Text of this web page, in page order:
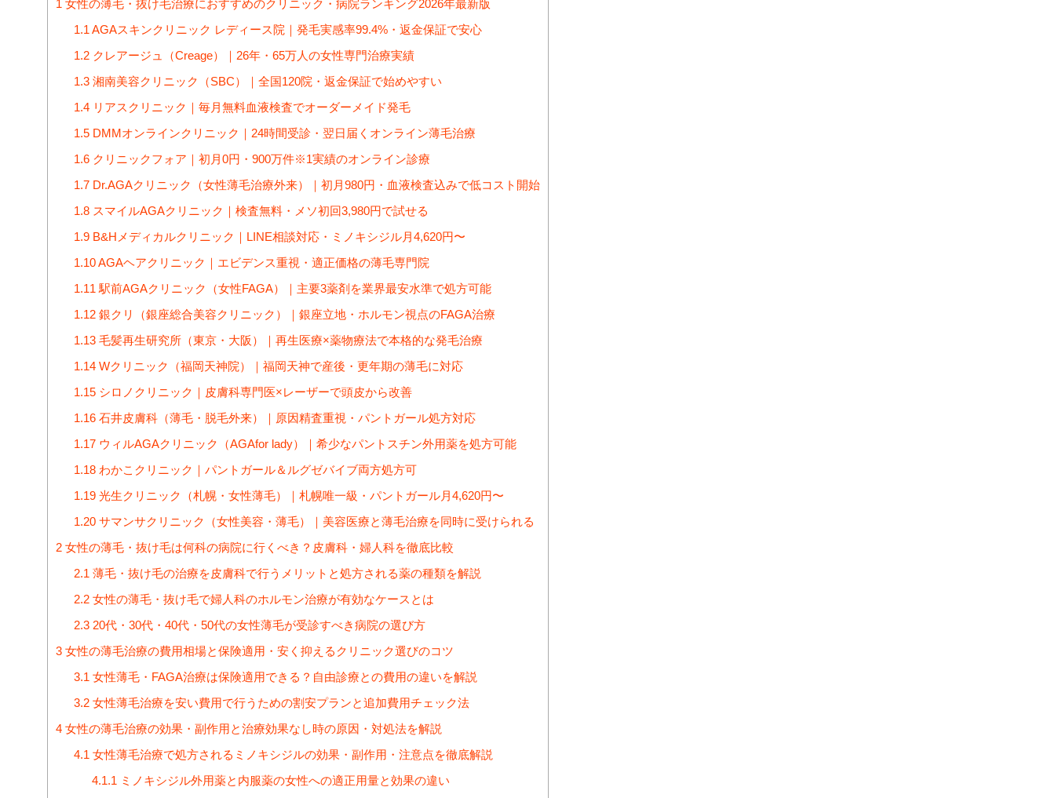
1 女性の薄毛・抜け毛治療におすすめのクリニック・病院ランキング2026年最新版
1.1 AGAスキンクリニック レディース院｜発毛実感率99.4%・返金保証で安心
1.2クレアージュ（Creage）｜26年・65万人の女性専門治療実績
1.3湘南美容クリニック（SBC）｜全国120院・返金保証で始めやすい
1.4リアスクリニック｜毎月無料血液検査でオーダーメイド発毛
1.5DMMオンラインクリニック｜24時間受診・翌日届くオンライン薄毛治療
1.6クリニックフォア｜初月0円・900万件※1実績のオンライン診療
1.7Dr.AGAクリニック（女性薄毛治療外来）｜初月980円・血液検査込みで低コスト開始
1.8スマイルAGAクリニック｜検査無料・メソ初回3,980円で試せる
1.9B&Hメディカルクリニック｜LINE相談対応・ミノキシジル月4,620円〜
1.10AGAヘアクリニック｜エビデンス重視・適正価格の薄毛専門院
1.11 駅前AGAクリニック（女性FAGA）｜主要3薬剤を業界最安水準で処方可能
1.12銀クリ（銀座総合美容クリニック）｜銀座立地・ホルモン視点のFAGA治療
1.13毛髪再生研究所（東京・大阪）｜再生医療×薬物療法で本格的な発毛治療
1.14Wクリニック（福岡天神院）｜福岡天神で産後・更年期の薄毛に対応
1.15シロノクリニック｜皮膚科専門医×レーザーで頭皮から改善
1.16石井皮膚科（薄毛・脱毛外来）｜原因精査重視・パントガール処方対応
1.17ウィルAGAクリニック（AGAfor lady）｜希少なパントスチン外用薬を処方可能
1.18わかこクリニック｜パントガール＆ルグゼバイブ両方処方可
1.19光生クリニック（札幌・女性薄毛）｜札幌唯一級・パントガール月4,620円〜
1.20サマンサクリニック（女性美容・薄毛）｜美容医療と薄毛治療を同時に受けられる
2 女性の薄毛・抜け毛は何科の病院に行くべき？皮膚科・婦人科を徹底比較
2.1 薄毛・抜け毛の治療を皮膚科で行うメリットと処方される薬の種類を解説
2.2女性の薄毛・抜け毛で婦人科のホルモン治療が有効なケースとは
2.320代・30代・40代・50代の女性薄毛が受診すべき病院の選び方
3 女性の薄毛治療の費用相場と保険適用・安く抑えるクリニック選びのコツ
3.1 女性薄毛・FAGA治療は保険適用できる？自由診療との費用の違いを解説
3.2女性薄毛治療を安い費用で行うための割安プランと追加費用チェック法
4 女性の薄毛治療の効果・副作用と治療効果なし時の原因・対処法を解説
4.1 女性薄毛治療で処方されるミノキシジルの効果・副作用・注意点を徹底解説
4.1.1 ミノキシジル外用薬と内服薬の女性への適正用量と効果の違い